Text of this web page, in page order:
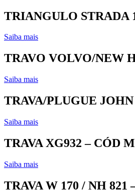
TRIANGULO STRADA
Saiba mais
TRAVO VOLVO/NEW
Saiba mais
TRAVA/PLUGUE JOHN
Saiba mais
TRAVA XG932 – CÓD
Saiba mais
TRAVA W 170 / NH 821